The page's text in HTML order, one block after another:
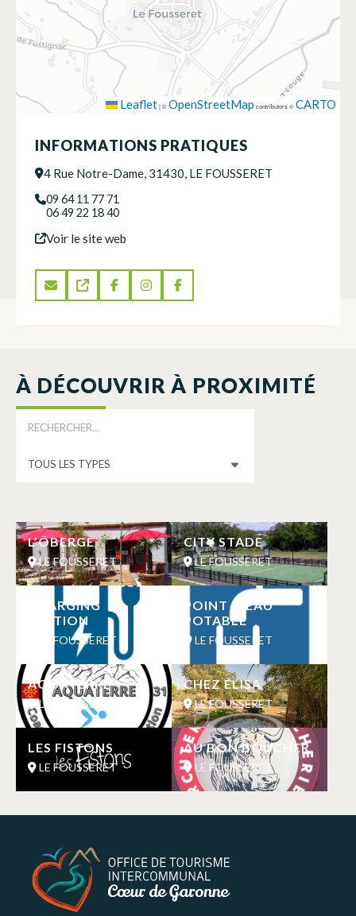
Leaflet|©OpenStreetMap contributors ©CARTO
INFORMATIONS PRATIQUES
4 Rue Notre-Dame, 31430, LE FOUSSERET
09 64 11 77 71
06 49 22 18 40
Voir le site web
À DÉCOUVRIR À PROXIMITÉ
L’ÔBERGE
LE FOUSSERET
CITY STADE
LE FOUSSERET
CHARGING
STATION
LE FOUSSERET
POINT D’EAU
POTABLE
LE FOUSSERET
AQUATERRE
LE FOUSSERET
CHEZ ELISA
LE FOUSSERET
LES FISTONS
LE FOUSSERET
AU BON BOUCHER
LE FOUSSERET